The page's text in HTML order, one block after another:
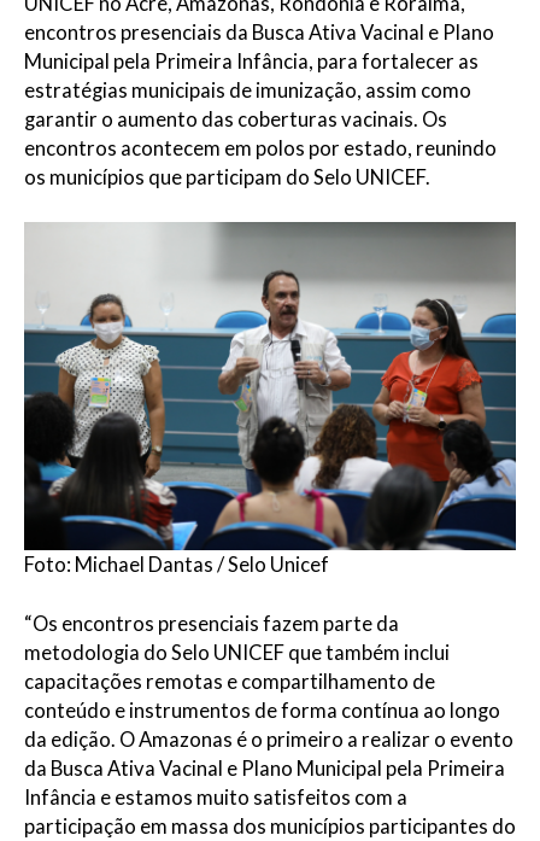
encontros presenciais da Busca Ativa Vacinal e Plano
Municipal pela Primeira Infância, para fortalecer as
estratégias municipais de imunização, assim como
garantir o aumento das coberturas vacinais. Os
encontros acontecem em polos por estado, reunindo
os municípios que participam do Selo UNICEF.
Foto: Michael Dantas / Selo Unicef
“Os encontros presenciais fazem parte da
metodologia do Selo UNICEF que também inclui
capacitações remotas e compartilhamento de
conteúdo e instrumentos de forma contínua ao longo
da edição. O Amazonas é o primeiro a realizar o evento
da Busca Ativa Vacinal e Plano Municipal pela Primeira
Infância e estamos muito satisfeitos com a
participação em massa dos municípios participantes do